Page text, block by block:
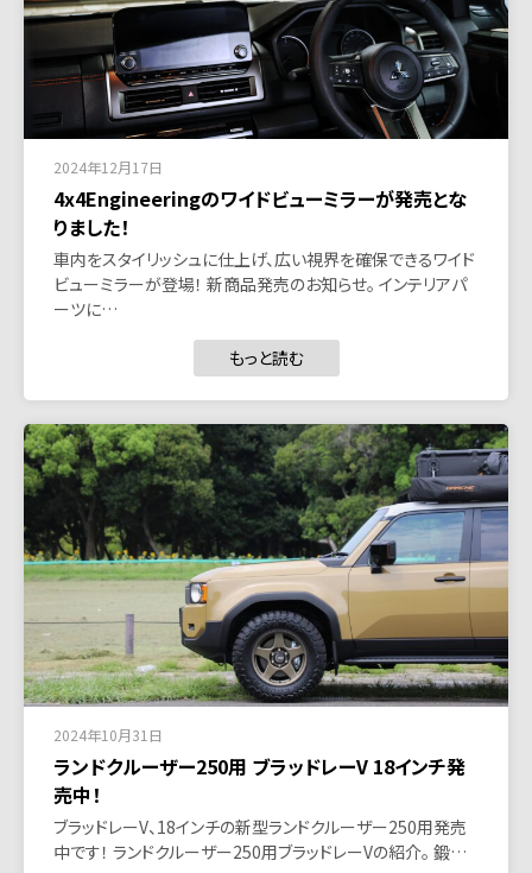
2024年12月17日
4x4Engineeringのワイドビューミラーが発売とな
りました！
車内をスタイリッシュに仕上げ、広い視界を確保できるワイド
ビューミラーが登場！ 新商品発売のお知らせ。 インテリアパ
ーツに…
もっと読む
2024年10月31日
ランドクルーザー250用 ブラッドレーV 18インチ発
売中！
ブラッドレーV、18インチの新型ランドクルーザー250用発売
中です！ ランドクルーザー250用ブラッドレーVの紹介。 鍛…